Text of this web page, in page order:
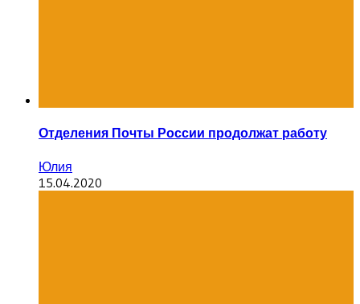
Отделения Почты России продолжат работу
Юлия
15.04.2020